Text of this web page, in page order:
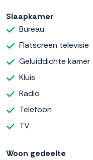
Slaapkamer
Bureau
Flatscreen televisie
Geluiddichte kamer
Kluis
Radio
Telefoon
TV
Woon gedeelte